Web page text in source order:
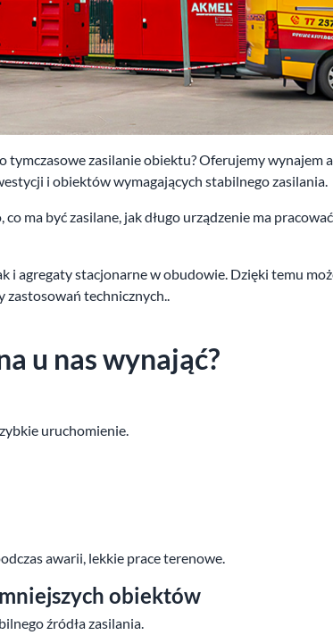
zasilanie obiektu? Oferujemy
i obiektów wymagających stabilnego zasilania.
ma być zasilane, jak długo urządzenie ma
i agregaty stacjonarne w obudowie. Dzięki temu
zastosowań technicznych..
u nas wynająć?
uruchomienie.
awarii, lekkie prace terenowe.
obiektów
źródła zasilania.